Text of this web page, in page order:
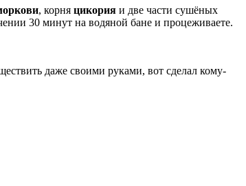
, корня цикория и две части сушёных
30 минут на водяной бане и процеживаете.
даже своими руками, вот сделал кому-